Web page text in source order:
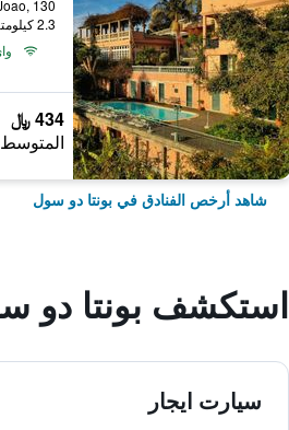
2.3 كيلومتر عن وسط المدينة
434 ﷼
المتوسط
شاهد أرخص الفنادق في بونتا دو سول
استكشف بونتا دو
سيارت ايجار